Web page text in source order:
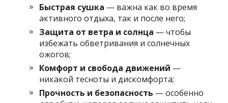
Быстрая сушка — важна как во время
активного отдыха, так и после него;
Защита от ветра и солнца — чтобы
избежать обветривания и солнечных
ожогов;
Комфорт и свобода движений —
никакой тесноты и дискомфорта;
Прочность и безопасность — особенно